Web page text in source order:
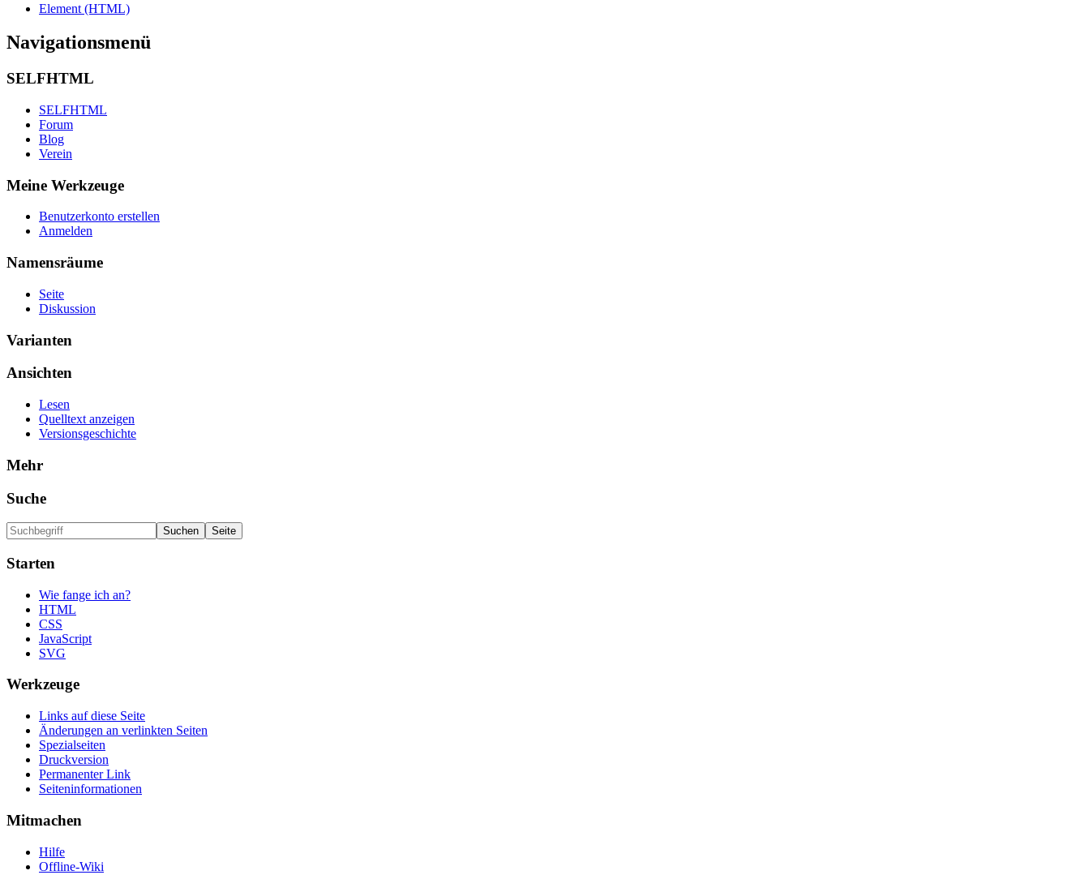
Element (HTML)
Navigationsmenü
SELFHTML
SELFHTML
Forum
Blog
Verein
Meine Werkzeuge
Benutzerkonto erstellen
Anmelden
Namensräume
Seite
Diskussion
Varianten
Ansichten
Lesen
Quelltext anzeigen
Versionsgeschichte
Mehr
Suche
Starten
Wie fange ich an?
HTML
CSS
JavaScript
SVG
Werkzeuge
Links auf diese Seite
Änderungen an verlinkten Seiten
Spezialseiten
Druckversion
Permanenter Link
Seiten­informationen
Mitmachen
Hilfe
Offline-Wiki